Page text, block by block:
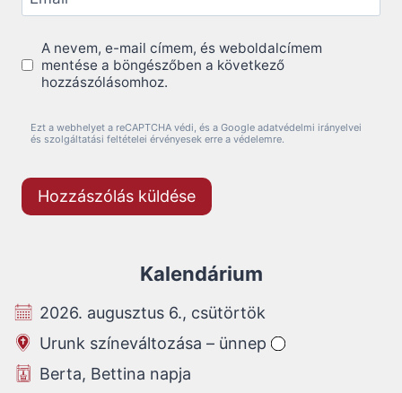
A nevem, e-mail címem, és weboldalcímem
mentése a böngészőben a következő
hozzászólásomhoz.
Ezt a webhelyet a reCAPTCHA védi, és a Google adatvédelmi irányelvei
és szolgáltatási feltételei érvényesek erre a védelemre.
Kalendárium
2026. augusztus 6., csütörtök
Urunk színeváltozása – ünnep
Berta, Bettina napja